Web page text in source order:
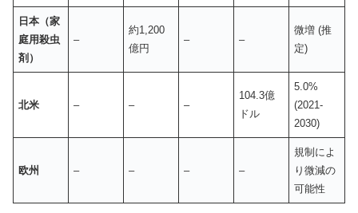
日本（家
庭用殺虫
剤）
–
約1,200
億円
– –
微増 (推
定)
北米 – – –
104.3億
ドル
5.0%
(2021-
2030)
欧州 – – – –
規制によ
り微減の
可能性